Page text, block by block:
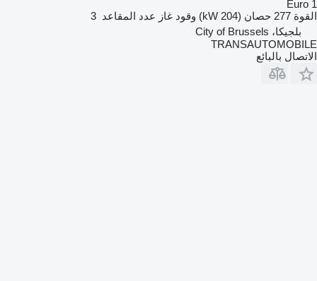
Euro 1
القوة 277 حصان (204 kW) وقود غاز عدد المقاعد 3
بلجيكا، City of Brussels
TRANSAUTOMOBILE
الاتصال بالبائع